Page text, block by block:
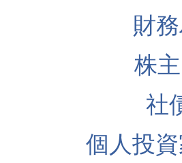
財
株
社
個人投